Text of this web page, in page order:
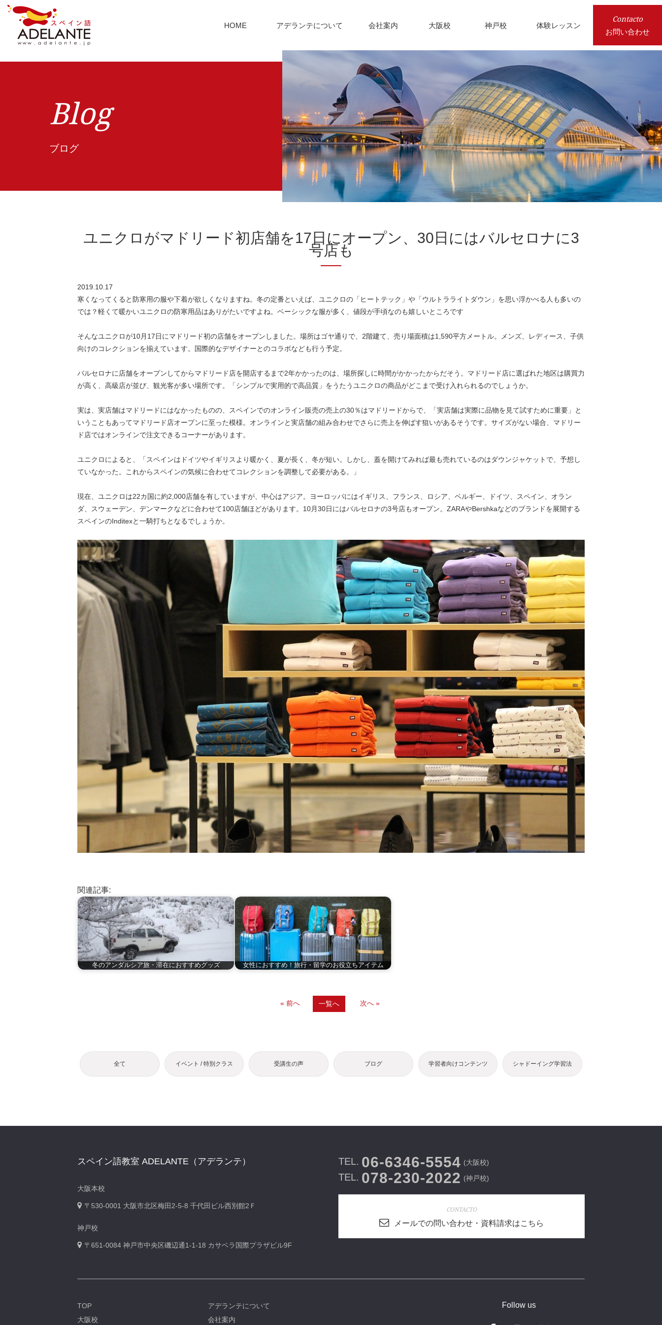
HOME アデランテについて 会社案内 大阪校 神戸校 体験レッスン
Contacto
お問い合わせ
Blog
ブログ
ユニクロがマドリード初店舗を17日にオープン、30日にはバルセロナに3
号店も
2019.10.17
寒くなってくると防寒用の服や下着が欲しくなりますね。冬の定番といえば、ユニクロの「ヒートテック」や「ウルトラライトダウン」を思い浮かべる人も多いの
では？軽くて暖かいユニクロの防寒用品はありがたいですよね。ベーシックな服が多く、値段が手頃なのも嬉しいところです
そんなユニクロが10月17日にマドリード初の店舗をオープンしました。場所はゴヤ通りで、2階建て、売り場面積は1,590平方メートル。メンズ、レディース、子供
向けのコレクションを揃えています。国際的なデザイナーとのコラボなども行う予定。
バルセロナに店舗をオープンしてからマドリード店を開店するまで2年かかったのは、場所探しに時間がかかったからだそう。マドリード店に選ばれた地区は購買力
が高く、高級店が並び、観光客が多い場所です。「シンプルで実用的で高品質」をうたうユニクロの商品がどこまで受け入れられるのでしょうか。
実は、実店舗はマドリードにはなかったものの、スペインでのオンライン販売の売上の30％はマドリードからで、「実店舗は実際に品物を見て試すために重要」と
いうこともあってマドリード店オープンに至った模様。オンラインと実店舗の組み合わせでさらに売上を伸ばす狙いがあるそうです。サイズがない場合、マドリー
ド店ではオンラインで注文できるコーナーがあります。
ユニクロによると、「スペインはドイツやイギリスより暖かく、夏が長く、冬が短い。しかし、蓋を開けてみれば最も売れているのはダウンジャケットで、予想し
ていなかった。これからスペインの気候に合わせてコレクションを調整して必要がある。」
現在、ユニクロは22カ国に約2,000店舗を有していますが、中心はアジア。ヨーロッパにはイギリス、フランス、ロシア、ベルギー、ドイツ、スペイン、オラン
ダ、スウェーデン、デンマークなどに合わせて100店舗ほどがあります。10月30日にはバルセロナの3号店もオープン。ZARAやBershkaなどのブランドを展開する
スペインのInditexと一騎打ちとなるでしょうか。
関連記事:
冬のアンダルシア旅・滞在におすすめグッズ 女性におすすめ！旅行・留学のお役立ちアイテム
« 前へ 一覧へ 次へ »
全て イベント / 特別クラス 受講生の声 ブログ 学習者向けコンテンツ シャドーイング学習法
スペイン語教室 ADELANTE（アデランテ）
大阪本校
〒530-0001 大阪市北区梅田2-5-8 千代田ビル西別館2Ｆ
神戸校
〒651-0084 神戸市中央区磯辺通1-1-18 カサベラ国際プラザビル9F
TEL. 06-6346-5554 (大阪校)
TEL. 078-230-2022 (神戸校)
CONTACTO
メールでの問い合わせ・資料請求はこちら
TOP
大阪校
アデランテについて
会社案内
Follow us